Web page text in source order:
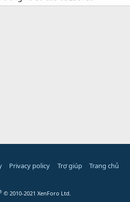
Privacy policy Trợ giúp Trang chủ
© 2010-2021 XenForo Ltd.